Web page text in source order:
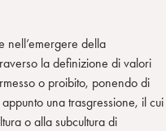
nell’emergere della
la definizione di valori
o proibito, ponendo di
una trasgressione, il cui
o alla subcultura di